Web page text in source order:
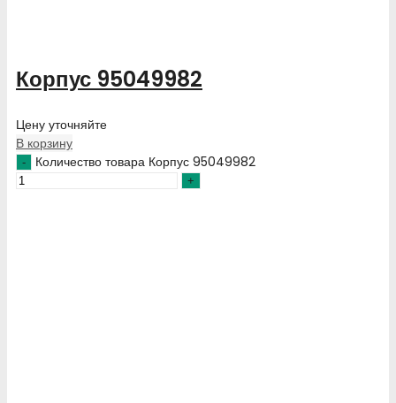
Корпус 95049982
Цену уточняйте
В корзину
Количество товара Корпус 95049982